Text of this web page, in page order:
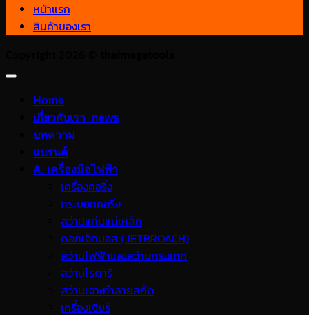
หน้าแรก
สินค้าของเรา
Home
เกี่ยวกับเรา_news
บทความ
แบรนด์
A. เครื่องมือไฟฟ้า
เครื่องคอริ่ง
กระบอกคอริ่ง
สว่านแท่นแม่เหล็ก
ดอกเจ็ทบอส (JETBROACH)
สว่านไฟฟ้าและสว่านกระแทก
สว่านโรตารี
สว่านเจาะทำลายสกัด
เครื่องเจียร์